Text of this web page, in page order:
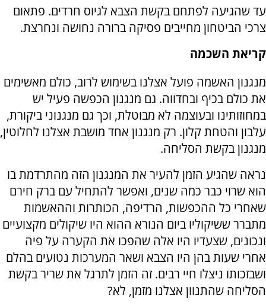
עד שהגיעה לפתחם בקשת הצבא לגיוס חרדים. פתאום
צרכי הביטחון מחייבים פסיקה ברורה נחושה ונחרצת.
קריאת השכמה
מנגנון האשמה פועל אצלנו בשימוש לרוב, כולם מאשימים
את כולם בכיף ובחדווה. גם מנגנון הכפשה פעיל יש
במחוזותינו ובעוצמה לא מבוטלת, וכך גם מנגנוני ביקורת,
עלבון והטחת קלון. רק מנגנון אחד מושבת אצלנו לחלוטין,
מנגנון בקשת הסליחה.
נראה שהגיע הזמן להעיר את המנגנון הזה מהתרדמת בו
הוא שרוי כבר כמה שנים, ואפשר להתחיל עם ברק חירם
שאחרי כל ההכפשות, הרדיפה, הכותרות וההאשמות
מתברר ששיקוליו ביום הנורא ההוא היו שיקולים מקצועיים
ונכונים, שצעדיו היו אלה שהפכו את הקערה על פיה
אחרי שעות בהן היו הצבא ושאר המערכות נטועים בהלם
ושבזכותו ניצלו חיי רבים. זה הזמן לתרגל את שריר בקשת
הסליחה שהתנוון אצלנו מזמן, לא?